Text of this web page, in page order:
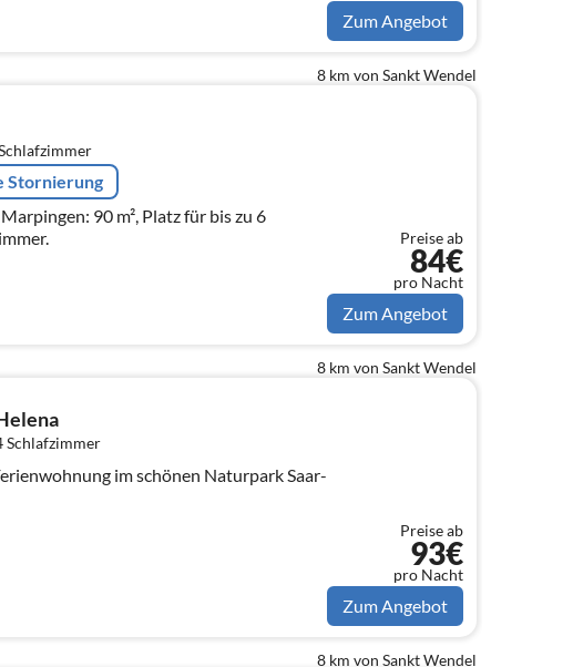
Zum Angebot
8 km von Sankt Wendel
Stornierung
90 m², Platz für bis zu 6
Preise ab
84€
pro Nacht
Zum Angebot
8 km von Sankt Wendel
Schlafzimmer
im schönen Naturpark Saar-
Preise ab
93€
pro Nacht
Zum Angebot
8 km von Sankt Wendel